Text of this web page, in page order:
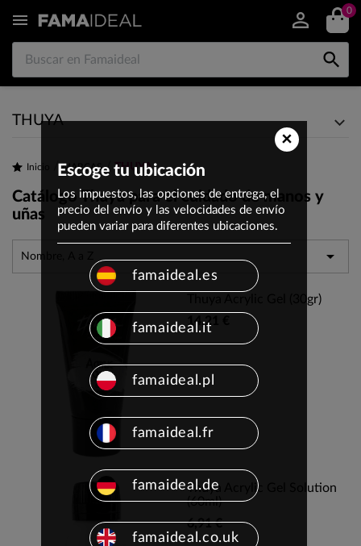
 0

THUYA
Inicio MARCAS THUYA
Catálogo Thuya para el cuidado de manos y
uñas
Nombre, A a Z 
Thuya Acrylic Gel (30gr)
14,21 €
Thuya Acrylic Gel Solution
(60ml)
6,91 €
×
Escoge tu ubicación
Los impuestos, las opciones de entrega, el
precio del envío y las velocidades de envío
pueden variar para diferentes ubicaciones.
famaideal.es
famaideal.it
famaideal.pl
famaideal.fr
famaideal.de
famaideal.co.uk